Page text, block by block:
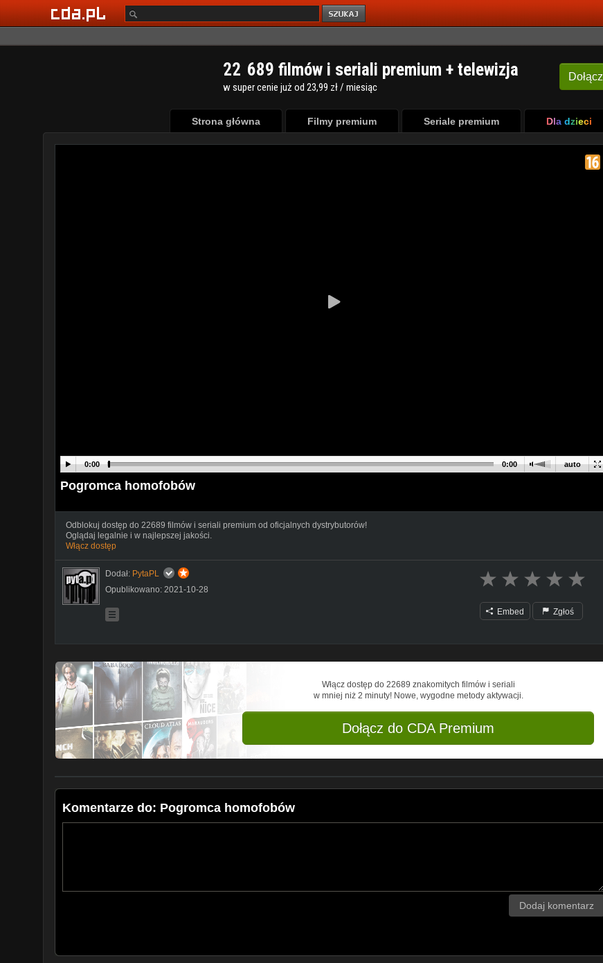
Dołącz
22 689 filmów i seriali premium + telewizja
w super cenie już od 23,99 zł / miesiąc
Strona główna Filmy premium Seriale premium Dla dzieci
auto
0:00 0:00
Pogromca homofobów
Odblokuj dostęp do 22689 filmów i seriali premium od oficjalnych dystrybutorów!
Oglądaj legalnie i w najlepszej jakości.
Włącz dostęp
Dodał: PytaPL
Opublikowano: 2021-10-28
Embed Zgłoś
Włącz dostęp do 22689 znakomitych filmów i seriali
w mniej niż 2 minuty! Nowe, wygodne metody aktywacji.
Dołącz do CDA Premium
Komentarze do: Pogromca homofobów
Dodaj komentarz